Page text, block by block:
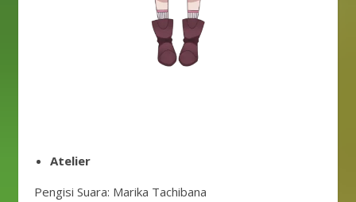
Atelier
Pengisi Suara: Marika Tachibana